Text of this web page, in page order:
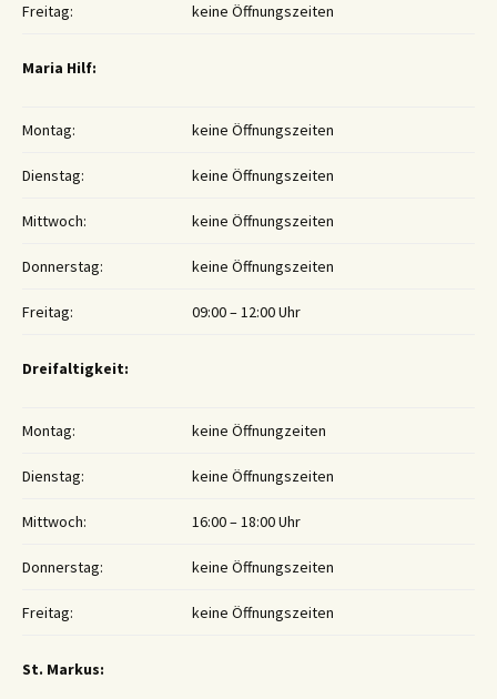
Freitag: keine Öffnungszeiten
Maria Hilf:
Montag: keine Öffnungszeiten
Dienstag: keine Öffnungszeiten
Mittwoch: keine Öffnungszeiten
Donnerstag: keine Öffnungszeiten
Freitag: 09:00 – 12:00 Uhr
Dreifaltigkeit:
Montag: keine Öffnungzeiten
Dienstag: keine Öffnungszeiten
Mittwoch: 16:00 – 18:00 Uhr
Donnerstag: keine Öffnungszeiten
Freitag: keine Öffnungszeiten
St. Markus: